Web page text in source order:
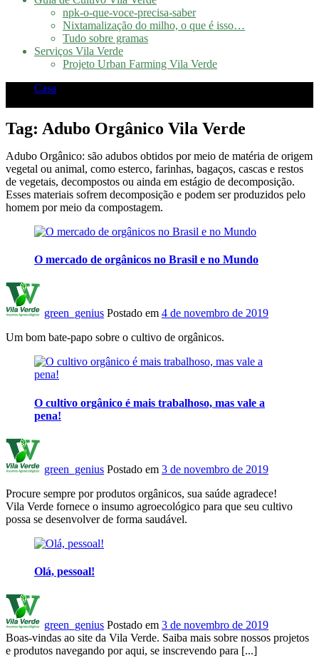
npk-o-que-voce-precisa-saber
Nixtamalização do milho, o que é isso…
Tudo sobre gramas
Serviços Vila Verde
Projeto Urban Farming Vila Verde
Casa
Tag: Adubo Orgânico Vila Verde
Adubo Orgânico: são adubos obtidos por meio de matéria de origem
vegetal ou animal, como esterco, farinhas, bagaços, cascas e restos
de vegetais, decompostos ou ainda em estágio de decomposição.
Esses materiais sofrem decomposição e podem ser produzidos pelo
homem por meio da compostagem.
O mercado de orgânicos no Brasil e no Mundo
green_genius Postado em 4 de novembro de 2019
Um bom bate-papo sobre o cultivo de orgânicos.
O cultivo orgânico é mais trabalhoso, mas vale a
pena!
green_genius Postado em 3 de novembro de 2019
Procure sempre por produtos orgânicos, sua saúde agradece!
Vila Verde fornece o insumo agroecológico para que seu cultivo
possa se desenvolver de forma saudável.
Olá, pessoal!
green_genius Postado em 3 de novembro de 2019
Boas-vindas ao site da Vila Verde. Saiba mais sobre nossos projetos
e produtos navegando por aqui, se inscrevendo para [...]